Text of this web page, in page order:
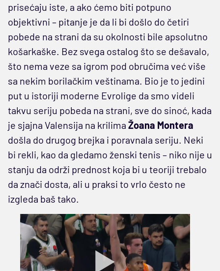
prisećaju iste, a ako ćemo biti potpuno
objektivni – pitanje je da li bi došlo do četiri
pobede na strani da su okolnosti bile apsolutno
košarkaške. Bez svega ostalog što se dešavalo,
što nema veze sa igrom pod obručima već više
sa nekim borilačkim veštinama. Bio je to jedini
put u istoriji moderne Evrolige da smo videli
takvu seriju pobeda na strani, sve do sinoć, kada
je sjajna Valensija na krilima Žoana Montera
došla do drugog brejka i poravnala seriju. Neki
bi rekli, kao da gledamo ženski tenis – niko nije u
stanju da održi prednost koja bi u teoriji trebalo
da znači dosta, ali u praksi to vrlo često ne
izgleda baš tako.